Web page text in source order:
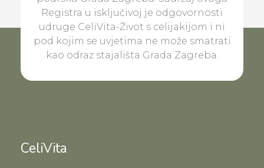
Registra u isključivoj je odgovornosti
udruge CeliVita-Život s celijakijom i ni
pod kojim se uvjetima ne može smatrati
kao odraz stajališta Grada Zagreba.
CeliVita